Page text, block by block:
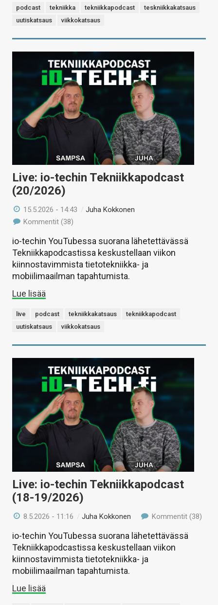
podcast tekniikka tekniikkapodcast
teskniikkakatsaus
uutiskatsaus
viikkokatsaus
Live: io-techin Tekniikkapodcast
(20/2026)
15.5.2026 - 14:43 /Juha Kokkonen
Kommentit (38)
io-techin YouTubessa suorana lähetettävässä
Tekniikkapodcastissa keskustellaan viikon
kiinnostavimmista tietotekniikka- ja
mobiilimaailman tapahtumista.
Lue lisää
live podcast tekniikkakatsaus
tekniikkapodcast
uutiskatsaus
viikkokatsaus
Live: io-techin Tekniikkapodcast
(18-19/2026)
8.5.2026 - 11:16 /Juha Kokkonen Kommentit (38)
io-techin YouTubessa suorana lähetettävässä
Tekniikkapodcastissa keskustellaan viikon
kiinnostavimmista tietotekniikka- ja
mobiilimaailman tapahtumista.
Lue lisää